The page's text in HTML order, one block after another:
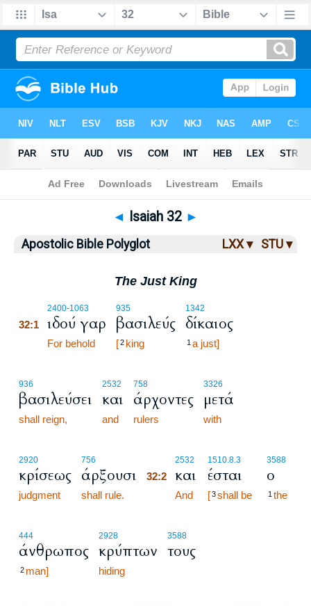
Bible>ABP > Isaiah 32
◄ Isaiah 32 ►
Apostolic Bible Polyglot LXX ▾ STU ▾
The Just King
2400-1063
32:1 ιδού γαρ
For behold
935
βασιλεύς
[2 king
1342
δίκαιος
1 a just]
936
βασιλεύσει
shall reign,
2532
και
and
758
άρχοντες
rulers
3326
μετά
with
2920
κρίσεως
judgment
756
άρξουσι
shall rule.
2532
32:2 και
And
1510.8.3
έσται
[3shall be
3588
ο
1 the
444
άνθρωπος
2 man]
2928
κρύπτων
hiding
3588
τους